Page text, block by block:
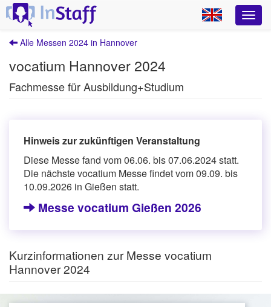
Alle Messen 2024 in Hannover
vocatium Hannover 2024
Fachmesse für Ausbildung+Studium
Hinweis zur zukünftigen Veranstaltung
Diese Messe fand vom 06.06. bis 07.06.2024 statt.
Die nächste vocatium Messe findet vom 09.09. bis
10.09.2026 in Gießen statt.
Messe vocatium Gießen 2026
Kurzinformationen zur Messe vocatium
Hannover 2024